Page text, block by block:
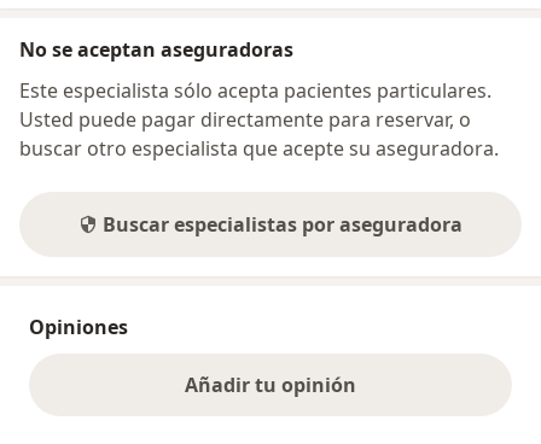
No se aceptan aseguradoras
Este especialista sólo acepta pacientes particulares.
Usted puede pagar directamente para reservar, o
buscar otro especialista que acepte su aseguradora.
Buscar especialistas por aseguradora
Opiniones
Añadir tu opinión